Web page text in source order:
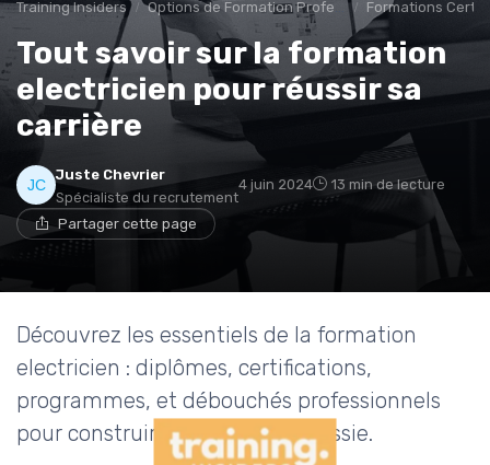
Training Insiders Options de Formation Professionnelle Formations
Tout savoir sur la formation
electricien pour réussir sa
carrière
Juste Chevrier
Spécialiste du recrutement
4 juin 2024 13 min de lecture
Partager cette page
Découvrez les essentiels de la formation
electricien : diplômes, certifications,
programmes, et débouchés professionnels
pour construire une carrière réussie.